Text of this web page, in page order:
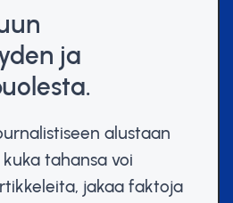
ja
alustaan
kuka tahansa voi
jakaa faktoja